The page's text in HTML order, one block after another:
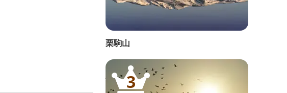
栗駒山
3